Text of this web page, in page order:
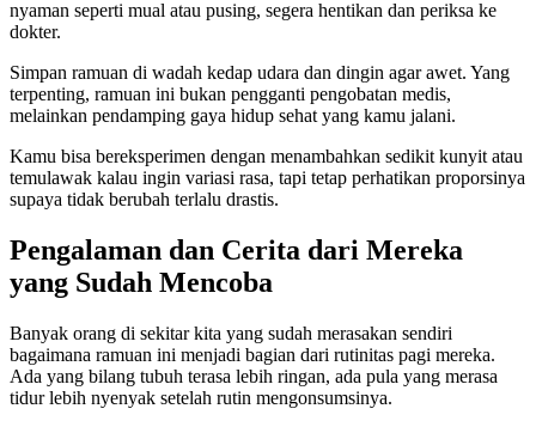
nyaman seperti mual atau pusing, segera hentikan dan periksa ke
dokter.
Simpan ramuan di wadah kedap udara dan dingin agar awet. Yang
terpenting, ramuan ini bukan pengganti pengobatan medis,
melainkan pendamping gaya hidup sehat yang kamu jalani.
Kamu bisa bereksperimen dengan menambahkan sedikit kunyit atau
temulawak kalau ingin variasi rasa, tapi tetap perhatikan proporsinya
supaya tidak berubah terlalu drastis.
Pengalaman dan Cerita dari Mereka
yang Sudah Mencoba
Banyak orang di sekitar kita yang sudah merasakan sendiri
bagaimana ramuan ini menjadi bagian dari rutinitas pagi mereka.
Ada yang bilang tubuh terasa lebih ringan, ada pula yang merasa
tidur lebih nyenyak setelah rutin mengonsumsinya.